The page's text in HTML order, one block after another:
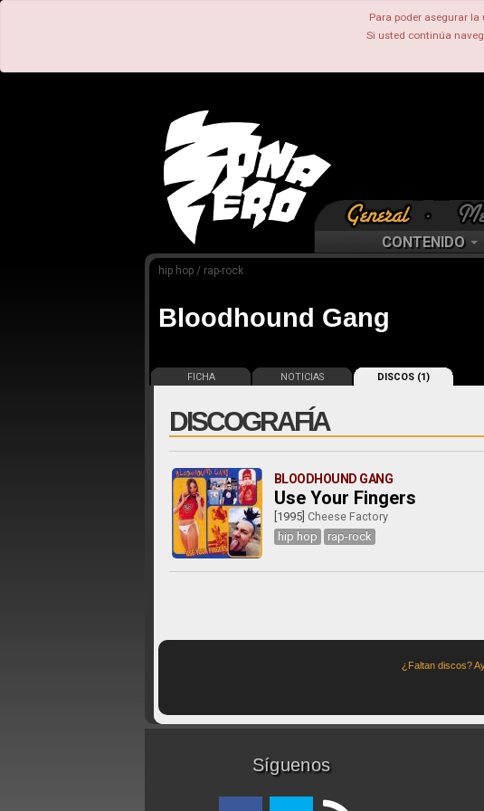
Para poder asegurar
Si usted continúa
CONTENIDO
hip hop / rap-rock
Bloodhound Gang
FICHA NOTICIAS DISCOS (1)
DISCOGRAFÍA
BLOODHOUND GANG
Use Your Fingers
[1995] Cheese Factory
hip hop
rap-rock
¿Faltan discos?
Síguenos